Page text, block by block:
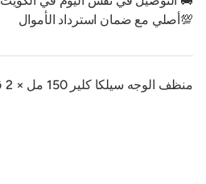
💯أصلي مع ضمان استرداد الأموال
منظف ​​الوجه سيلكا كلير 150 مل × 2 قطعة